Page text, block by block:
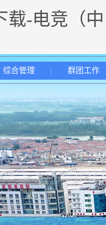
载-电竞（中
综合管理 群团工作